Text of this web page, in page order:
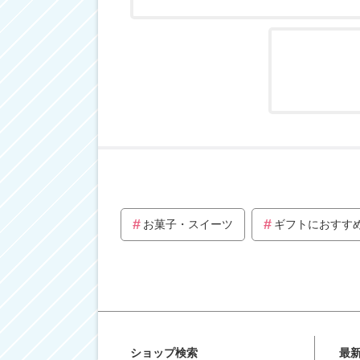
お菓子・スイーツ ギフトにおすす
ショップ検索 最